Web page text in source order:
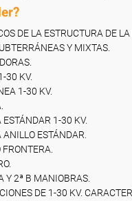
DE LA ESTRUCTURA DE
Y MIXTAS.
30 KV.
1-30 KV.
1-30 KV.
ESTÁNDAR.
Y 2ª B MANIOBRAS.
DE 1-30 KV.